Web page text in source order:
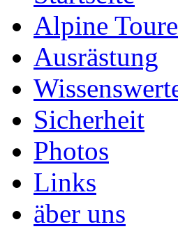
Alpine
Ausrästung
Sicherheit
Photos
Links
äber uns